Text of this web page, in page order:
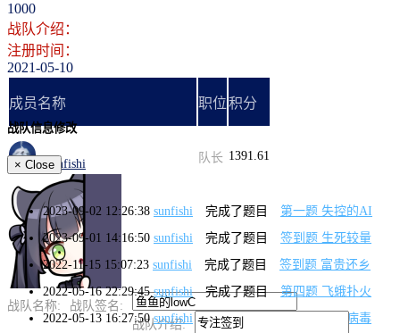
1000
战队介绍：
注册时间：
2021-05-10
成员名称 职位积分
sunfishi 队长 1391.61
2023-09-02 12:26:38 sunfishi 完成了题目
第一题 失控的AI
2023-09-01 14:16:50 sunfishi 完成了题目
签到题 生死较量
2022-11-15 15:07:23 sunfishi 完成了题目
签到题 富贵还乡
2022-05-16 22:29:45 sunfishi 完成了题目
第四题 飞蛾扑火
2022-05-13 16:27:50 sunfishi 完成了题目
第三题 石像病毒
战队信息修改
× Close
战队名称:
战队签名:
战队介绍: